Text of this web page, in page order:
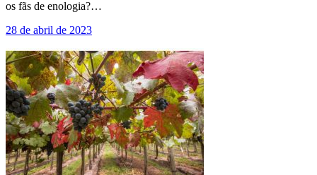
os fãs de enologia?…
28 de abril de 2023